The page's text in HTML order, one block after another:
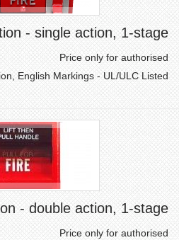
- single action, 1-stage
Price only for authorised
English Markings - UL/ULC Listed
- double action, 1-stage
Price only for authorised